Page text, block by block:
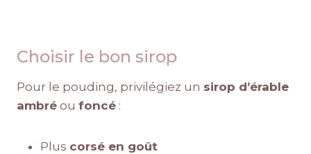
Choisir le bon sirop
Pour le pouding, privilégiez un sirop d’érable
ambré ou foncé :
Plus corsé en goût